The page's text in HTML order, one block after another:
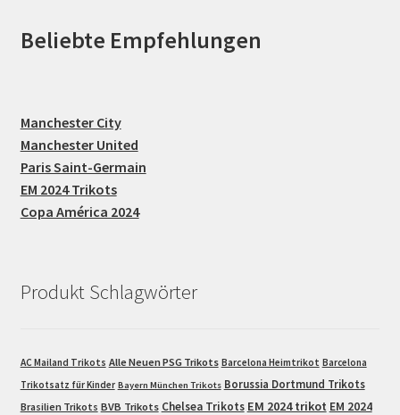
Beliebte Empfehlungen
Manchester City
Manchester United
Paris Saint-Germain
EM 2024 Trikots
Copa América 2024
Produkt Schlagwörter
AC Mailand Trikots Alle Neuen PSG Trikots Barcelona Heimtrikot Barcelona
Trikotsatz für Kinder Bayern München Trikots Borussia Dortmund Trikots
Brasilien Trikots BVB Trikots Chelsea Trikots EM 2024 trikot EM 2024